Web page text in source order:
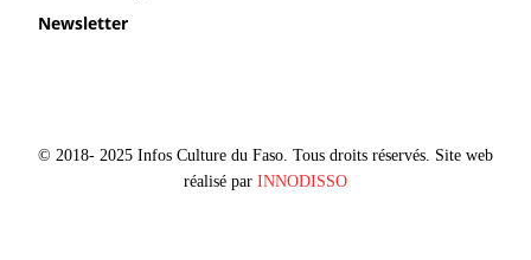
Newsletter
© 2018- 2025 Infos Culture du Faso. Tous droits réservés. Site web
réalisé par INNODISSO